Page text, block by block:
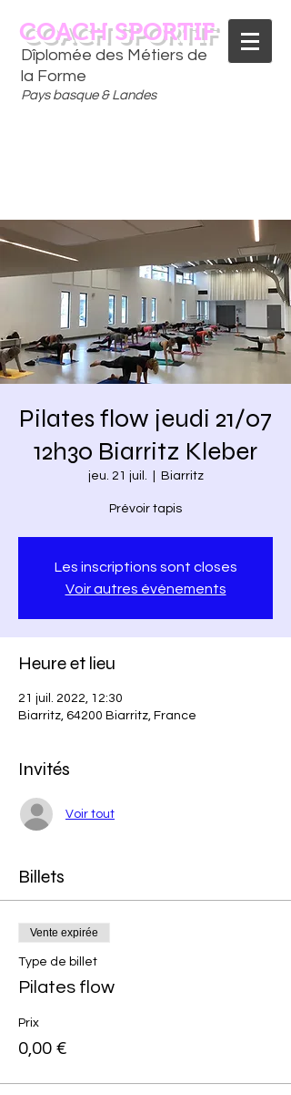
Dîplomée des Métiers de
la Forme
Pays basque & Landes
COACH SPORTIF
Pilates flow jeudi 21/07
12h30 Biarritz Kleber
jeu. 21 juil. Biarritz
Prévoir tapis
Les inscriptions sont closes
Voir autres événements
Heure et lieu
21 juil. 2022, 12:30
Biarritz, 64200 Biarritz, France
Invités
Voir tout
Billets
Vente expirée
Type de billet
Pilates flow
Prix
0,00 €